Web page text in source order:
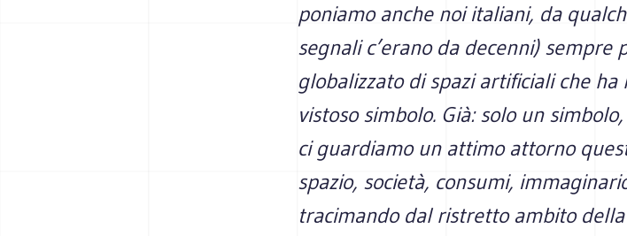
poniamo anche noi italiani, da
segnali c’erano da decenni) sempre
globalizzato di spazi artificiali che
vistoso simbolo. Già: solo un
ci guardiamo un attimo attorno
spazio, società, consumi,
tracimando dal ristretto ambito